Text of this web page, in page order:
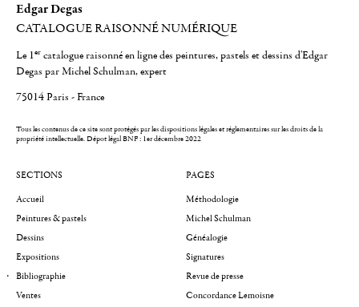
Edgar Degas
CATALOGUE RAISONNÉ NUMÉRIQUE
Le 1er catalogue raisonné en ligne des peintures, pastels et dessins d'Edgar
Degas par Michel Schulman, expert
75014 Paris - France
Tous les contenus de ce site sont protégés par les dispositions légales et réglementaires sur les droits de la
propriété intellectuelle.Dépot légal BNF : 1er décembre 2022
SECTIONS
Accueil
Peintures & pastels
Dessins
Expositions
Bibliographie
Ventes
PAGES
Méthodologie
Michel Schulman
Généalogie
Signatures
Revue de presse
Concordance Lemoisne